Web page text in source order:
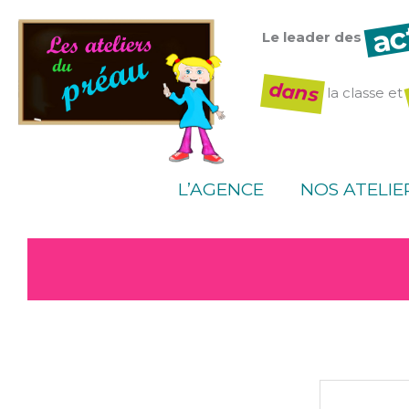
contenu
Le leader des
dans la classe et
L’AGENCE NOS